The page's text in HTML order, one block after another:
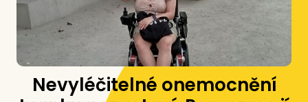
Nevyléčitelné onemocnění